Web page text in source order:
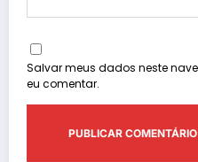
Salvar meus dados neste
eu comentar.